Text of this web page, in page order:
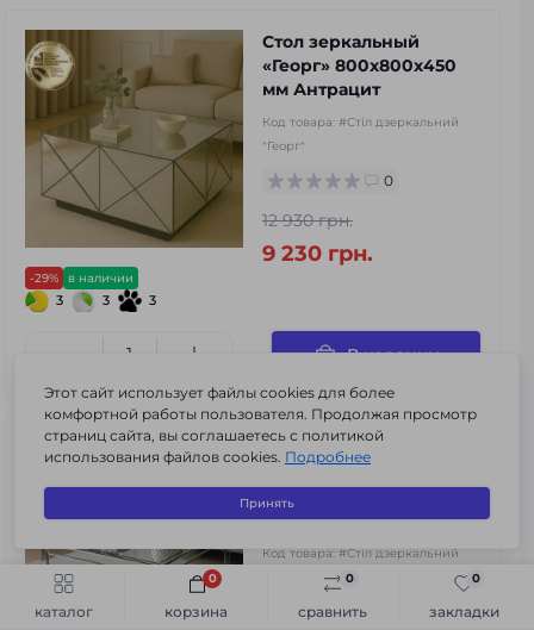
каталог сравнить
0
закладки
0
корзина
0
Быстрый заказ В корзину
-29% в наличии
3 3 3
Стол зеркальный
«Георг» 800х800х450
мм Антрацит
Код товара: #Стіл дзеркальний
"Георг"
0
12 930 грн.
9 230 грн.
В корзину
Стол зеркальный
«Вильгельм»
800х800х450 мм
Антрацит
Код товара: #Стіл дзеркальний
"Вільгельм"
Этот сайт использует файлы cookies для более
комфортной работы пользователя. Продолжая просмотр
страниц сайта, вы соглашаетесь с политикой
использования файлов cookies. Подробнее
Принять